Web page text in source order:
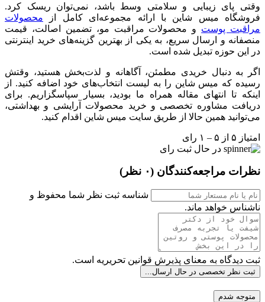
وقتی پای زیبایی و سلامتی وسط باشد، نمی‌توان ریسک کرد.
فروشگاه میس شاین با ارائه مجموعه‌ای کامل از محصولات
مراقبت پوست و محصولات مراقبت مو، تضمین اصالت، قیمت
منصفانه و ارسال سریع، به یکی از بهترین گزینه‌های خرید اینترنتی
در این حوزه تبدیل شده است.
اگر به دنبال خریدی مطمئن، آگاهانه و لذت‌بخش هستید، وقتش
رسیده که میس شاین را به لیست انتخاب‌های خود اضافه کنید. از
اینکه تا انتهای مقاله همراه ما بودید، بسیار سپاسگزاریم. برای
دریافت مشاوره تخصصی و خرید محصولات آرایشی و بهداشتی،
می‌توانید همین حالا از طریق سایت میس شاین اقدام کنید.
امتیاز ۵ از ۵ – ۱ رای
در حال ثبت رای
نظرات مراجعه‌کنندگان (۰ نظر)
شناسه ثبت نظر شما محفوظ و
ناشناس خواهد ماند.
ثبت دیدگاه به معنای پذیرش قوانین تحریریه است.
ثبت نظر تخصصی در حال ارسال...
متوجه شدم